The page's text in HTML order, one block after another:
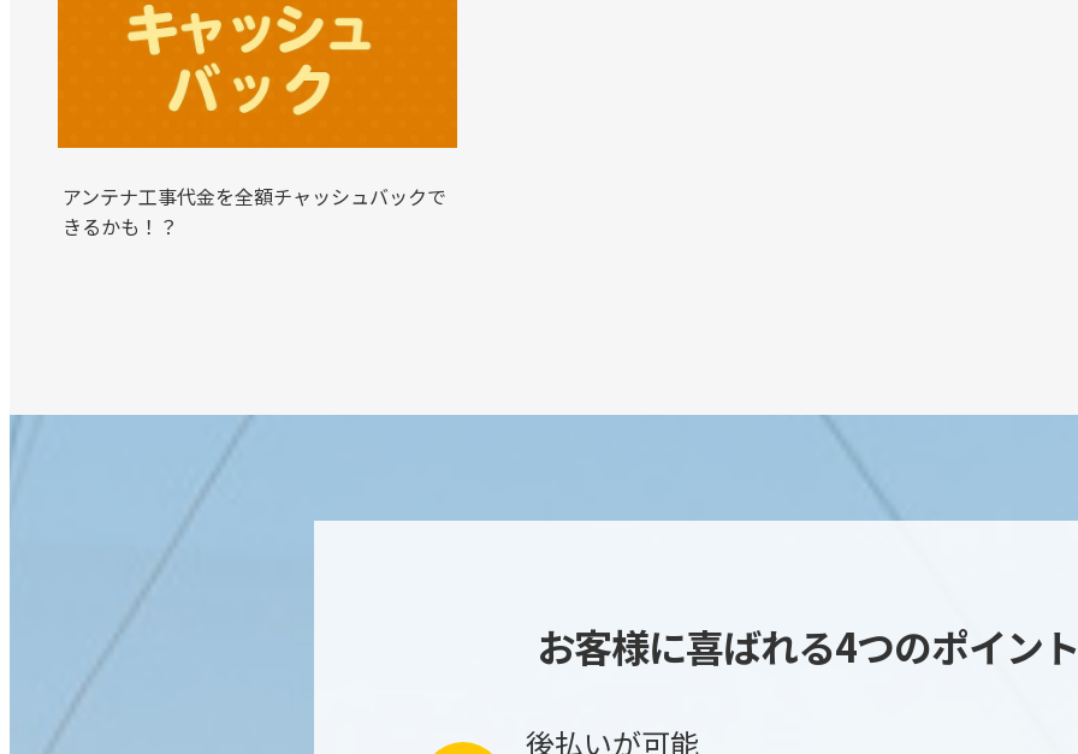
アンテナ工事代金を全額チャッシュバックで
きるかも！？
お客様に喜ばれる4つのポイン
後払いが可能